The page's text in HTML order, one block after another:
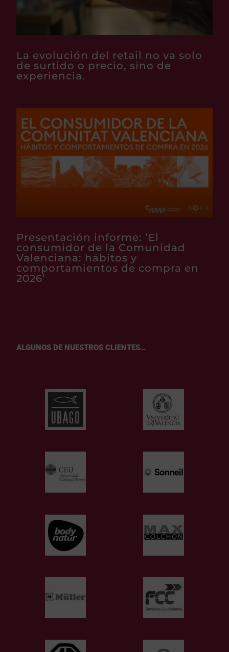
La evolución del retail no va solo
de surtido o precio, sino de
experiencia.
Presentación informe: ‘El
consumidor de la Comunidad
Valenciana: hábitos y
comportamientos de compra en
2026’
ALGUNOS DE NUESTROS CLIENTES…